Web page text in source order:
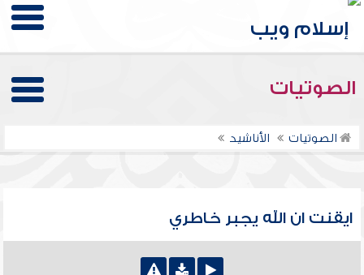
الصوتيات
الصوتيات الأناشيد
ايقنت ان الله يجبر خاطري